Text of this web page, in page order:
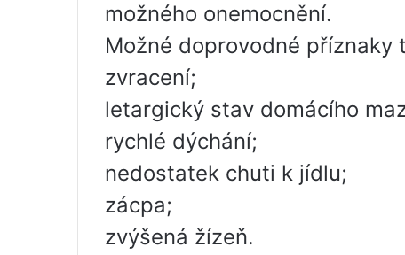
možného onemocnění.
Možné doprovodné příznaky
zvracení;
letargický stav domácího
rychlé dýchání;
nedostatek chuti k jídlu;
zácpa;
zvýšená žízeň.